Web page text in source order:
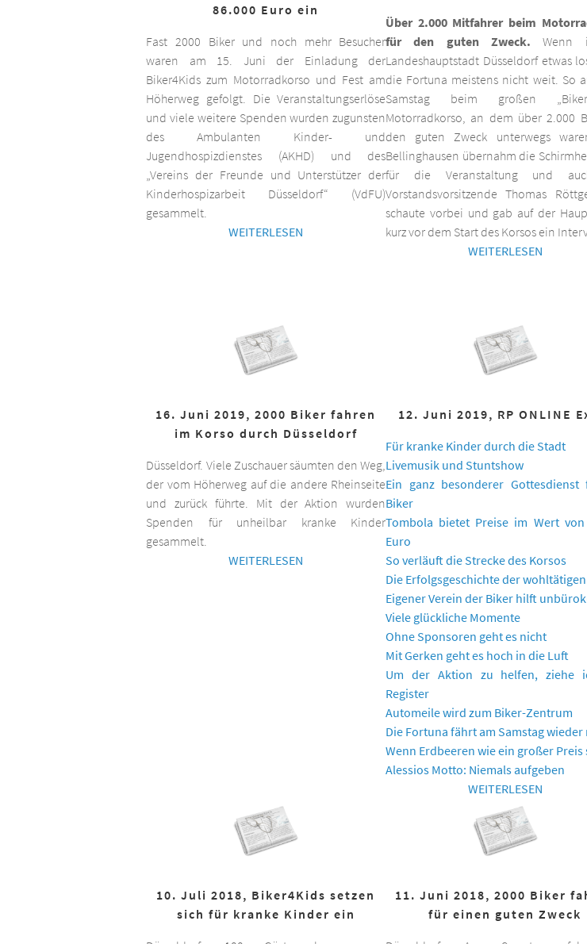
86.000 Euro ein
Fast 2000 Biker und noch mehr Besucher
waren am 15. Juni der Einladung der
Biker4Kids zum Motorradkorso und Fest am
Höherweg gefolgt. Die Veranstaltungserlöse
und viele weitere Spenden wurden zugunsten
des Ambulanten Kinder- und
Jugendhospizdienstes (AKHD) und des
„Vereins der Freunde und Unterstützer der
Kinderhospizarbeit Düsseldorf“ (VdFU)
gesammelt.
WEITERLESEN
Über 2.000 Mitfahrer beim
für den guten Zweck. Wenn
Landeshauptstadt Düsseldorf etwas
die Fortuna meistens nicht weit. So
Samstag beim großen
Motorradkorso, an dem über 2.000
den guten Zweck unterwegs
Bellinghausen übernahm die
für die Veranstaltung und
Vorstandsvorsitzende Thomas
schaute vorbei und gab auf der
kurz vor dem Start des Korsos ein
WEITERLESEN
16. Juni 2019, 2000 Biker fahren
im Korso durch Düsseldorf
Düsseldorf. Viele Zuschauer säumten den Weg,
der vom Höherweg auf die andere Rheinseite
und zurück führte. Mit der Aktion wurden
Spenden für unheilbar kranke Kinder
gesammelt.
WEITERLESEN
12. Juni 2019, RP ONLINE
Für kranke Kinder durch die Stadt
Livemusik und Stuntshow
Ein ganz besonderer
Biker
Tombola bietet Preise im Wert von
Euro
So verläuft die Strecke des Korsos
Die Erfolgsgeschichte der
Eigener Verein der Biker hilft
Viele glückliche Momente
Ohne Sponsoren geht es nicht
Mit Gerken geht es hoch in die Luft
Um der Aktion zu helfen, ziehe
Register
Automeile wird zum Biker-Zentrum
Die Fortuna fährt am Samstag wieder
Wenn Erdbeeren wie ein großer Preis
Alessios Motto: Niemals aufgeben
WEITERLESEN
10. Juli 2018, Biker4Kids setzen
sich für kranke Kinder ein
11. Juni 2018, 2000 Biker
für einen guten Zweck